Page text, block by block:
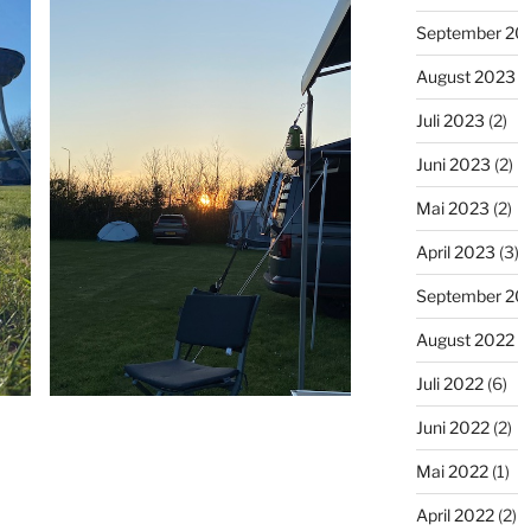
September
August 2023
Juli 2023 (2)
Juni 2023 (2)
Mai 2023 (2)
April 2023 (3)
September
August 2022
Juli 2022(6)
Juni 2022(2)
Mai 2022(1)
April 2022(2)